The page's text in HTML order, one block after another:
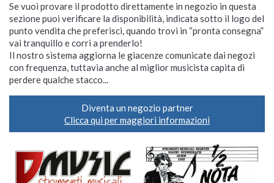
Se vuoi provare il prodotto direttamente in negozio in questa
sezione puoi verificare la disponibilità, indicata sotto il logo del
punto vendita che preferisci, quando trovi in “pronta consegna”
vai tranquillo e corri a prenderlo!
Il nostro sistema aggiorna le giacenze comunicate dai negozi
con frequenza, tuttavia anche al miglior musicista capita di
perdere qualche stacco...
Diventa un negozio partner
Clicca qui per maggiori informazioni